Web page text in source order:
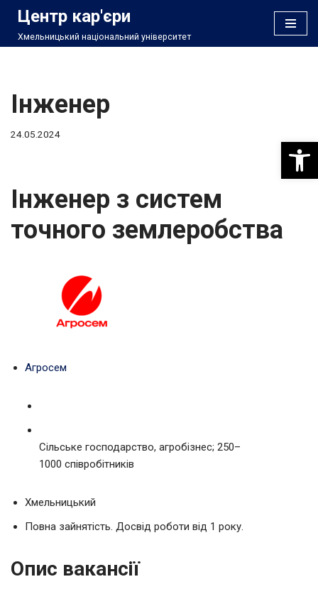
Перейти
Центр кар'єри
Хмельницький національний університет
Інженер
24.05.2024
Інженер з систем
точного землеробства
Агросем
Сільське господарство, агробізнес; 250–
1000 співробітників
Хмельницький
Повна зайнятість. Досвід роботи від 1 року.
Опис вакансії